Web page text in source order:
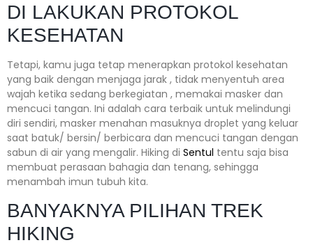
DI LAKUKAN PROTOKOL
KESEHATAN
Tetapi, kamu juga tetap menerapkan protokol kesehatan
yang baik dengan menjaga jarak , tidak menyentuh area
wajah ketika sedang berkegiatan , memakai masker dan
mencuci tangan. Ini adalah cara terbaik untuk melindungi
diri sendiri, masker menahan masuknya droplet yang keluar
saat batuk/ bersin/ berbicara dan mencuci tangan dengan
sabun di air yang mengalir. Hiking di Sentul tentu saja bisa
membuat perasaan bahagia dan tenang, sehingga
menambah imun tubuh kita.
BANYAKNYA PILIHAN TREK
HIKING